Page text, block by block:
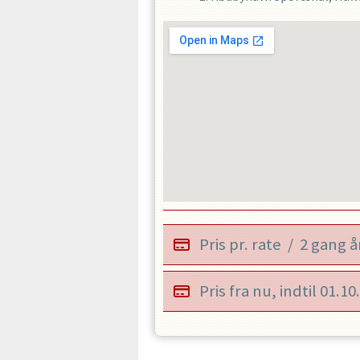
Pris pr. rate / 2 gang
Pris fra nu, indtil